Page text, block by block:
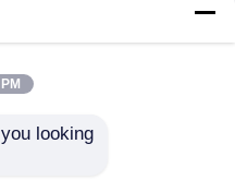
looking